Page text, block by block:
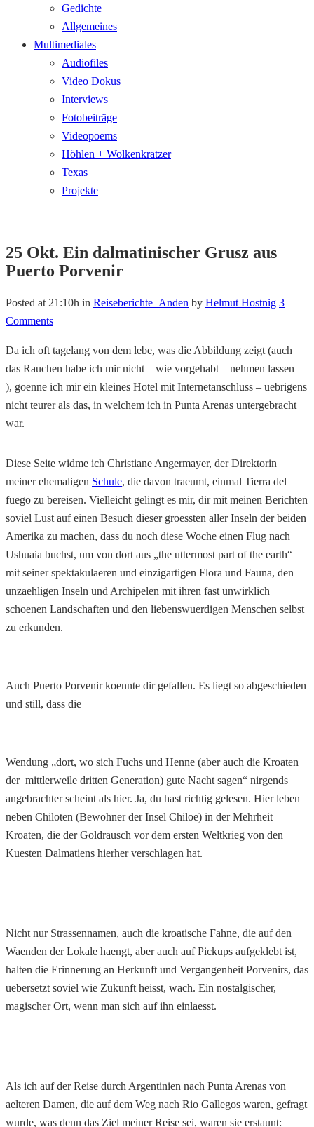
Gedichte
Allgemeines
Multimediales
Audiofiles
Video Dokus
Interviews
Fotobeiträge
Videopoems
Höhlen + Wolkenkratzer
Texas
Projekte
25 Okt. Ein dalmatinischer Grusz aus
Puerto Porvenir
Posted at 21:10h in Reiseberichte_Anden by Helmut Hostnig 3
Comments
Da ich oft tagelang von dem lebe, was die Abbildung zeigt (auch
das Rauchen habe ich mir nicht – wie vorgehabt – nehmen lassen
), goenne ich mir ein kleines Hotel mit Internetanschluss – uebrigens
nicht teurer als das, in welchem ich in Punta Arenas untergebracht
war.
Diese Seite widme ich Christiane Angermayer, der Direktorin
meiner ehemaligen Schule, die davon traeumt, einmal Tierra del
fuego zu bereisen. Vielleicht gelingt es mir, dir mit meinen Berichten
soviel Lust auf einen Besuch dieser groessten aller Inseln der beiden
Amerika zu machen, dass du noch diese Woche einen Flug nach
Ushuaia buchst, um von dort aus „the uttermost part of the earth“
mit seiner spektakulaeren und einzigartigen Flora und Fauna, den
unzaehligen Inseln und Archipelen mit ihren fast unwirklich
schoenen Landschaften und den liebenswuerdigen Menschen selbst
zu erkunden.
Auch Puerto Porvenir koennte dir gefallen. Es liegt so abgeschieden
und still, dass die
Wendung „dort, wo sich Fuchs und Henne (aber auch die Kroaten
der mittlerweile dritten Generation) gute Nacht sagen“ nirgends
angebrachter scheint als hier. Ja, du hast richtig gelesen. Hier leben
neben Chiloten (Bewohner der Insel Chiloe) in der Mehrheit
Kroaten, die der Goldrausch vor dem ersten Weltkrieg von den
Kuesten Dalmatiens hierher verschlagen hat.
Nicht nur Strassennamen, auch die kroatische Fahne, die auf den
Waenden der Lokale haengt, aber auch auf Pickups aufgeklebt ist,
halten die Erinnerung an Herkunft und Vergangenheit Porvenirs, das
uebersetzt soviel wie Zukunft heisst, wach. Ein nostalgischer,
magischer Ort, wenn man sich auf ihn einlaesst.
Als ich auf der Reise durch Argentinien nach Punta Arenas von
aelteren Damen, die auf dem Weg nach Rio Gallegos waren, gefragt
wurde, was denn das Ziel meiner Reise sei, waren sie erstaunt: